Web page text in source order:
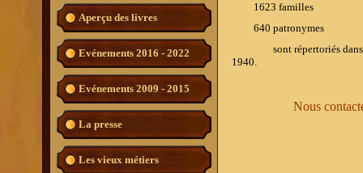
Aperçu des livres
Evénements 2016 - 2022
Evénements 2009 - 2015
La presse
Les vieux métiers
1623 familles
640 patronymes
sont répertoriés dans
1940.
Nous contacter